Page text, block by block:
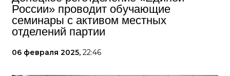
России» проводит обучающие
семинары с активом местных
отделений партии
06 февраля 2025, 22:46